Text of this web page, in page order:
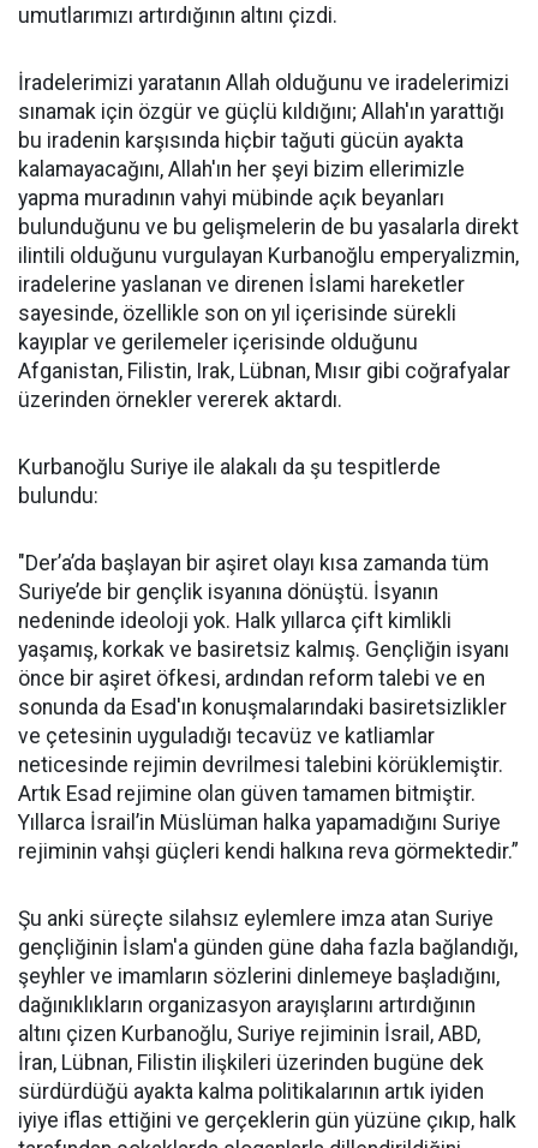
umutlarımızı artırdığının altını çizdi.
İradelerimizi yaratanın Allah olduğunu ve iradelerimizi
sınamak için özgür ve güçlü kıldığını; Allah'ın yarattığı
bu iradenin karşısında hiçbir tağuti gücün ayakta
kalamayacağını, Allah'ın her şeyi bizim ellerimizle
yapma muradının vahyi mübinde açık beyanları
bulunduğunu ve bu gelişmelerin de bu yasalarla direkt
ilintili olduğunu vurgulayan Kurbanoğlu emperyalizmin,
iradelerine yaslanan ve direnen İslami hareketler
sayesinde, özellikle son on yıl içerisinde sürekli
kayıplar ve gerilemeler içerisinde olduğunu
Afganistan, Filistin, Irak, Lübnan, Mısır gibi coğrafyalar
üzerinden örnekler vererek aktardı.
Kurbanoğlu Suriye ile alakalı da şu tespitlerde
bulundu:
"Der’a’da başlayan bir aşiret olayı kısa zamanda tüm
Suriye’de bir gençlik isyanına dönüştü. İsyanın
nedeninde ideoloji yok. Halk yıllarca çift kimlikli
yaşamış, korkak ve basiretsiz kalmış. Gençliğin isyanı
önce bir aşiret öfkesi, ardından reform talebi ve en
sonunda da Esad'ın konuşmalarındaki basiretsizlikler
ve çetesinin uyguladığı tecavüz ve katliamlar
neticesinde rejimin devrilmesi talebini körüklemiştir.
Artık Esad rejimine olan güven tamamen bitmiştir.
Yıllarca İsrail’in Müslüman halka yapamadığını Suriye
rejiminin vahşi güçleri kendi halkına reva görmektedir.”
Şu anki süreçte silahsız eylemlere imza atan Suriye
gençliğinin İslam'a günden güne daha fazla bağlandığı,
şeyhler ve imamların sözlerini dinlemeye başladığını,
dağınıklıkların organizasyon arayışlarını artırdığının
altını çizen Kurbanoğlu, Suriye rejiminin İsrail, ABD,
İran, Lübnan, Filistin ilişkileri üzerinden bugüne dek
sürdürdüğü ayakta kalma politikalarının artık iyiden
iyiye iflas ettiğini ve gerçeklerin gün yüzüne çıkıp, halk